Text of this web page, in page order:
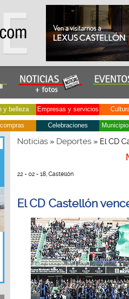
y belleza Empresas y servicios
Celebraciones
Noticias» Deportes» El CD
22 - 02 - 18, Castellón
El CD Castellón